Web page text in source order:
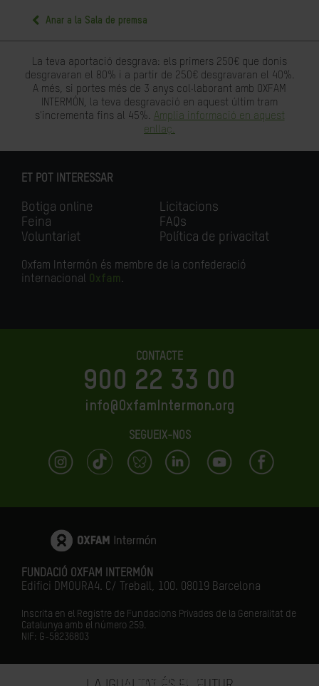
FES-TE SOCI/SÒCIA
Anar a la Sala de premsa
La teva aportació desgrava: els primers 250€ que donis
desgravaran el 80% i a partir de 250€ desgravaran el 40%.
A més, si portes més de 3 anys col·laborant amb OXFAM
INTERMÓN, la teva desgravació en aquest últim tram
s'incrementa fins al 45%. Amplia informació en aquest
enllaç.
ET POT INTERESSAR
Botiga online
Feina
Voluntariat
Licitacions
FAQs
Política de privacitat
Oxfam Intermón és membre de la confederació
internacional Oxfam.
CONTACTE
900 22 33 00
info@OxfamIntermon.org
SEGUEIX-NOS
FUNDACIÓ OXFAM INTERMÓN
Edifici DMOURA4. C/ Treball, 100. 08019 Barcelona
Inscrita en el Registre de Fundacions Privades de la Generalitat de
Catalunya amb el número 259.
NIF: G-58236803